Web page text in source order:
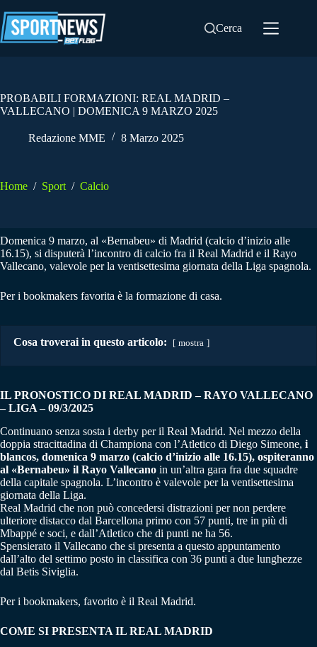
al
contenuto
Cerca
PROBABILI FORMAZIONI: REAL MADRID –
VALLECANO | DOMENICA 9 MARZO 2025
Redazione MME 8 Marzo 2025
Home / Sport / Calcio
Domenica 9 marzo, al «Bernabeu» di Madrid (calcio d’inizio alle
16.15), si disputerà l’incontro di calcio fra il Real Madrid e il Rayo
Vallecano, valevole per la ventisettesima giornata della Liga spagnola.
Per i bookmakers favorita è la formazione di casa.
Cosa troverai in questo articolo: mostra
IL PRONOSTICO DI REAL MADRID – RAYO VALLECANO
– LIGA – 09/3/2025
Continuano senza sosta i derby per il Real Madrid. Nel mezzo della
doppia stracittadina di Championa con l’Atletico di Diego Simeone, i
blancos, domenica 9 marzo (calcio d’inizio alle 16.15), ospiteranno
al «Bernabeu» il Rayo Vallecano in un’altra gara fra due squadre
della capitale spagnola. L’incontro è valevole per la ventisettesima
giornata della Liga.
Real Madrid che non può concedersi distrazioni per non perdere
ulteriore distacco dal Barcellona primo con 57 punti, tre in più di
Mbappé e soci, e dall’Atletico che di punti ne ha 56.
Spensierato il Vallecano che si presenta a questo appuntamento
dall’alto del settimo posto in classifica con 36 punti a due lunghezze
dal Betis Siviglia.
Per i bookmakers, favorito è il Real Madrid.
COME SI PRESENTA IL REAL MADRID